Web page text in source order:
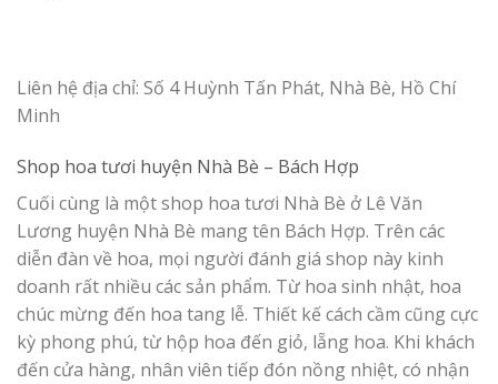
Liên hệ địa chỉ: Số 4 Huỳnh Tấn Phát, Nhà Bè, Hồ Chí
Minh
Shop hoa tươi huyện Nhà Bè – Bách Hợp
Cuối cùng là một shop hoa tươi Nhà Bè ở Lê Văn
Lương huyện Nhà Bè mang tên Bách Hợp. Trên các
diễn đàn về hoa, mọi người đánh giá shop này kinh
doanh rất nhiều các sản phẩm. Từ hoa sinh nhật, hoa
chúc mừng đến hoa tang lễ. Thiết kế cách cầm cũng cực
kỳ phong phú, từ hộp hoa đến giỏ, lẵng hoa. Khi khách
đến cửa hàng, nhân viên tiếp đón nồng nhiệt, có nhận